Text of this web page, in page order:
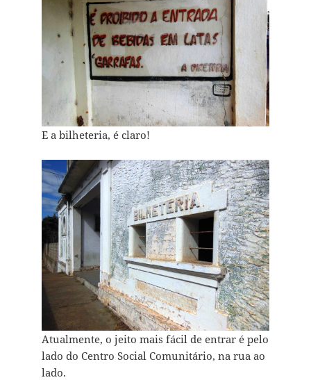
E a bilheteria, é claro!
Atualmente, o jeito mais fácil de entrar é pelo
lado do Centro Social Comunitário, na rua ao
lado.